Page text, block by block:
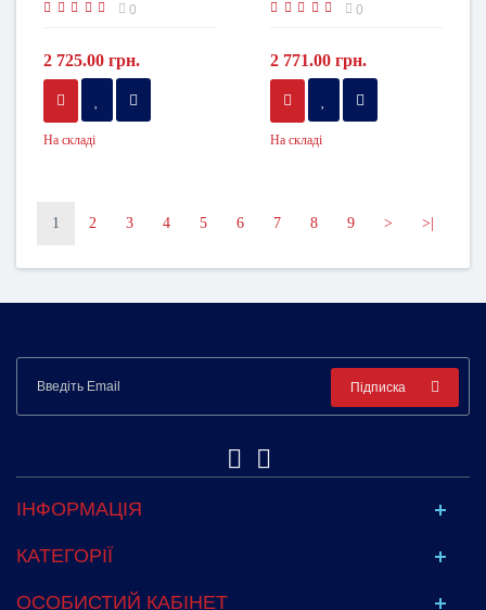
0
2 725.00 грн.
На складі
0
2 771.00 грн.
На складі
1 2 3 4 5 6 7 8 9 > >|
Підписка
ІНФОРМАЦІЯ
КАТЕГОРІЇ
ОСОБИСТИЙ КАБІНЕТ